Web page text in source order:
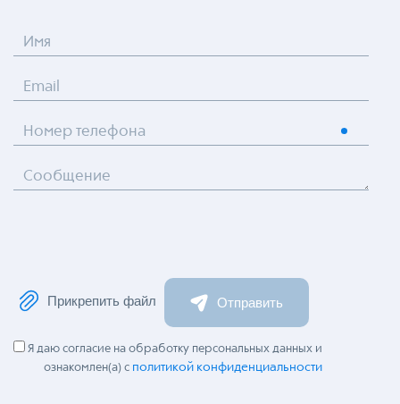
Имя
Email
Номер телефона
Сообщение
Прикрепить файл Отправить
Я даю согласие на обработку персональных данных и
ознакомлен(а) с политикой конфиденциальности